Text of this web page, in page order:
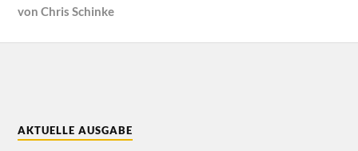
vonChris Schinke
AKTUELLE AUSGABE